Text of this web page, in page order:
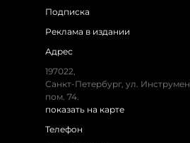
Подписка
Реклама в издании
Адрес
197022,
Санкт-Петербург, ул.
пом. 74.
показать на карте
Телефон